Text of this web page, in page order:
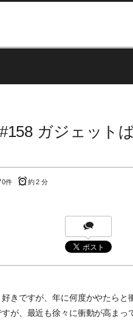
ガジェット
0件 約 2 分
きですが、年に何度かやたら
が、最近も徐々に衝動が高まっ